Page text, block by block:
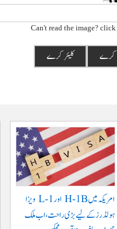
Can't read the image? click
امریکہ میں H-1B اور L-1 ویزا
ہولڈرز کے لیے بڑی راحت، اب ملک